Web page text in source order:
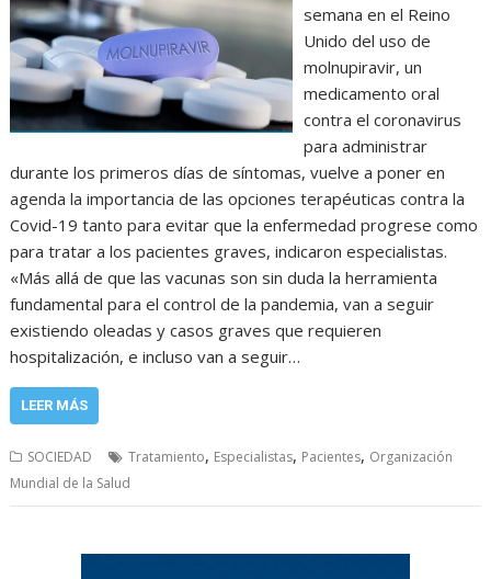
semana en el Reino
Unido del uso de
molnupiravir, un
medicamento oral
contra el coronavirus
para administrar
durante los primeros días de síntomas, vuelve a poner en
agenda la importancia de las opciones terapéuticas contra la
Covid-19 tanto para evitar que la enfermedad progrese como
para tratar a los pacientes graves, indicaron especialistas.
«Más allá de que las vacunas son sin duda la herramienta
fundamental para el control de la pandemia, van a seguir
existiendo oleadas y casos graves que requieren
hospitalización, e incluso van a seguir…
LEER MÁS
SOCIEDAD Tratamiento, Especialistas, Pacientes, Organización
Mundial de la Salud